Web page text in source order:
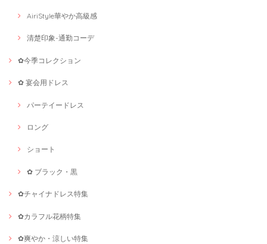
AiriStyle華やか高級感
清楚印象-通勤コーデ
✿今季コレクション
✿ 宴会用ドレス
パーテイードレス
ロング
ショート
✿ ブラック・黒
✿チャイナドレス特集
✿カラフル花柄特集
✿爽やか・涼しい特集